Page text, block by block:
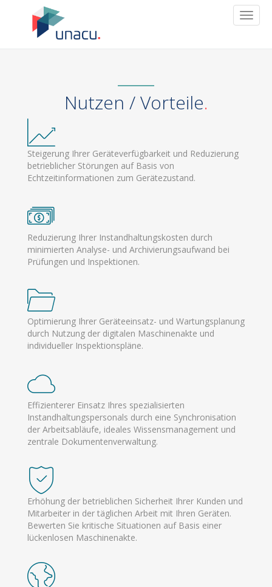
T
o
g
Nutzen / Vorteile
Steigerung Ihrer Geräteverfügbarkeit und Reduzierung
betrieblicher Störungen auf Basis von
Echtzeitinformationen zum Gerätezustand.
Reduzierung Ihrer Instandhaltungskosten durch
minimierten Analyse- und Archivierungsaufwand bei
Prüfungen und Inspektionen.
Optimierung Ihrer Geräteeinsatz- und Wartungsplanung
durch Nutzung der digitalen Maschinenakte und
individueller Inspektionspläne.
Effizienterer Einsatz Ihres spezialisierten
Instandhaltungspersonals durch eine Synchronisation
der Arbeitsabläufe, ideales Wissensmanagement und
zentrale Dokumentenverwaltung.
Erhöhung der betrieblichen Sicherheit Ihrer Kunden und
Mitarbeiter in der täglichen Arbeit mit Ihren Geräten.
Bewerten Sie kritische Situationen auf Basis einer
lückenlosen Maschinenakte.